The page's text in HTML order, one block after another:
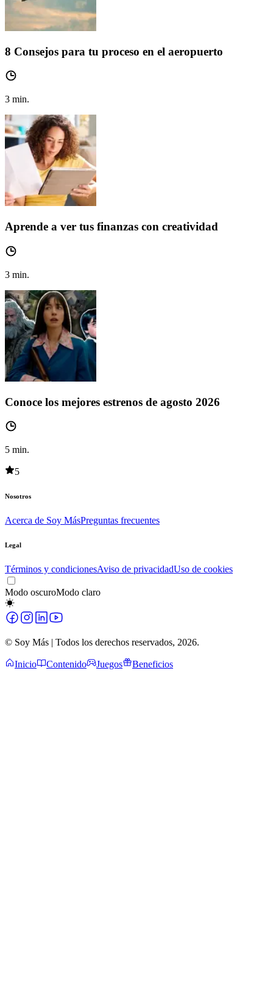
8 Consejos para tu proceso en el aeropuerto
3 min.
Aprende a ver tus finanzas con creatividad
3 min.
Conoce los mejores estrenos de agosto 2026
5 min.
5
Nosotros
Acerca de Soy MásPreguntas frecuentes
Legal
Términos y condicionesAviso de privacidadUso de cookies
Modo oscuroModo claro
© Soy Más | Todos los derechos reservados, 2026.
Inicio Contenido Juegos Beneficios